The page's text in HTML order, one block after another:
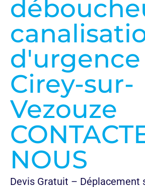
d'urgence
Cirey-sur-
Vezouze
NOUS
Devis Gratuit – Déplacement